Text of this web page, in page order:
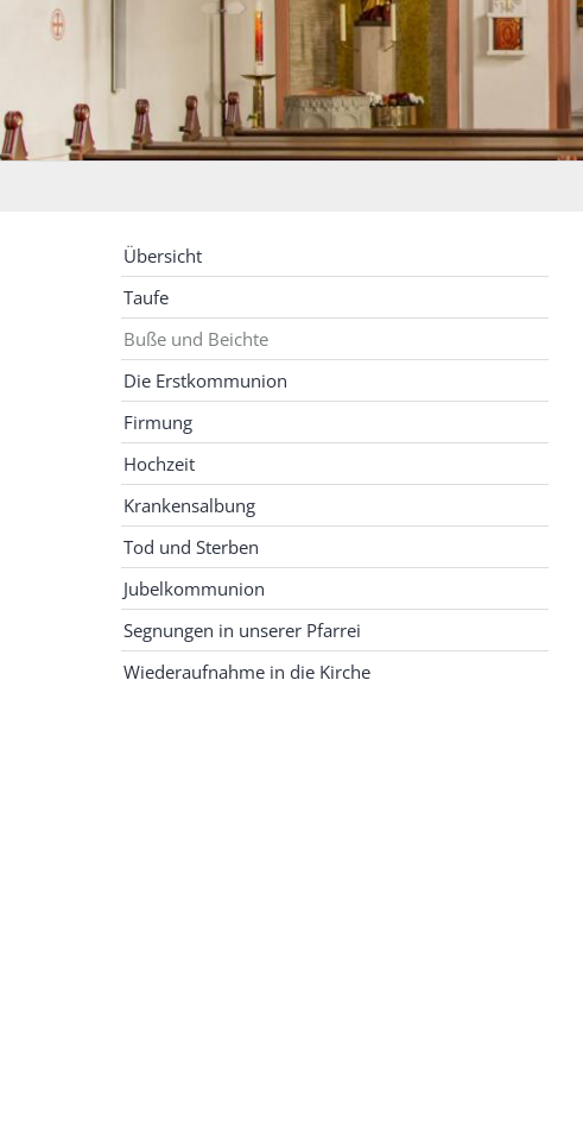
Übersicht
Taufe
Buße und Beichte
Die Erstkommunion
Firmung
Hochzeit
Krankensalbung
Tod und Sterben
Jubelkommunion
Segnungen in unserer Pfarrei
Wiederaufnahme in die Kirche